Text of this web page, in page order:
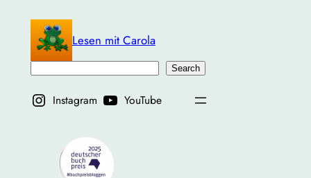
springen
Lesen mit Carola
Search
Instagram YouTube